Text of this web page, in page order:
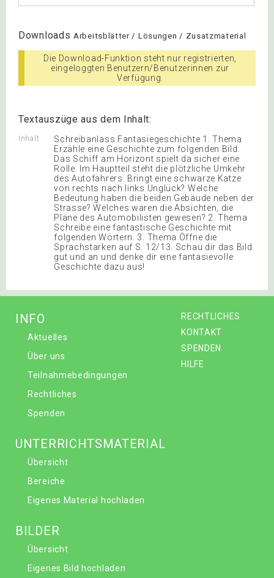
Downloads Arbeitsblätter / Lösungen / Zusatzmaterial
Die Download-Funktion steht nur registrierten,
eingeloggten Benutzern/Benutzerinnen zur
Verfügung.
Textauszüge aus dem Inhalt:
Inhalt
Schreibanlass Fantasiegeschichte 1. Thema
Erzähle eine Geschichte zum folgenden Bild.
Das Schiff am Horizont spielt da sicher eine
Rolle. Im Hauptteil steht die plötzliche Umkehr
des Autofahrers. Bringt eine schwarze Katze
von rechts nach links Unglück? Welche
Bedeutung haben die beiden Gebäude neben der
Strasse? Welches waren die Absichten, die
Pläne des Automobilisten gewesen? 2. Thema
Schreibe eine fantastische Geschichte mit
folgenden Wörtern. 3. Thema Öffne die
Sprachstarken auf S. 12/13. Schau dir das Bild
gut und an und denke dir eine fantasievolle
Geschichte dazu aus!
RECHTLICHES
KONTAKT
SPENDEN
HILFE
INFO
Aktuelles
Über uns
Teilnahmebedingungen
Rechtliches
Spenden
UNTERRICHTSMATERIAL
Übersicht
Bereiche
Eigenes Material hochladen
BILDER
Übersicht
Eigenes Bild hochladen